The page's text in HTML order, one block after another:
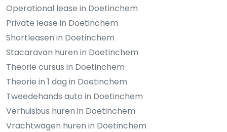
Operational lease in Doetinchem
Private lease in Doetinchem
Shortleasen in Doetinchem
Stacaravan huren in Doetinchem
Theorie cursus in Doetinchem
Theorie in 1 dag in Doetinchem
Tweedehands auto in Doetinchem
Verhuisbus huren in Doetinchem
Vrachtwagen huren in Doetinchem